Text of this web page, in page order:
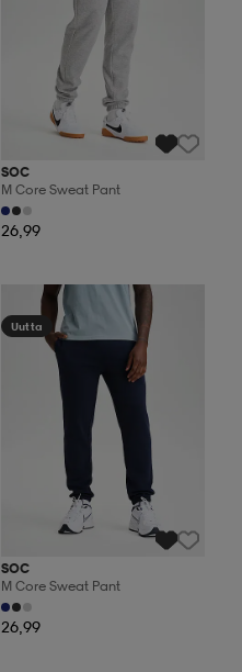
SOC
M Core Sweat Pant
26,99
Valitse 2, maksa 44,99€
Uutta
SOC
M Core Sweat Pant
26,99